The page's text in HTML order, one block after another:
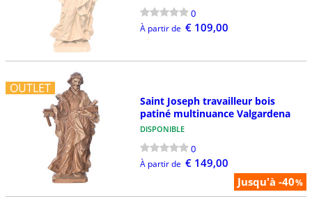
0
À partir de € 109,00
OUTLET
Jusqu'à -40%
Saint Joseph travailleur bois
patiné multinuance Valgardena
DISPONIBLE
0
À partir de € 149,00